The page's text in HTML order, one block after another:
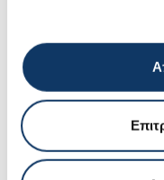
Επιλέξτε μοντέλο
Επιλέξτε σασμάν
Επιλέξτε καύσιμο